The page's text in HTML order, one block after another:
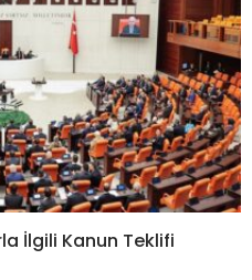
İlgili Kanun Teklifi